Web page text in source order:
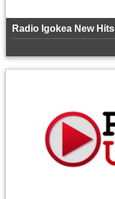
Radio Igokea New Hits